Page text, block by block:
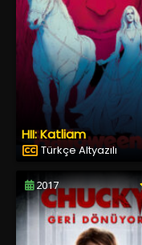
HII: Katliam
Türkçe Altyazılı
2017